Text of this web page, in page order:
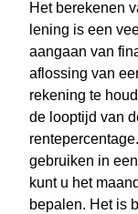
Het berekenen
lening is een
aangaan van
aflossing van
rekening te
de looptijd van
gebruiken in
kunt u het
bepalen. Het is